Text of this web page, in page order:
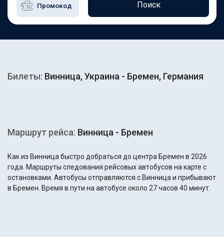
Поиск
Билеты: Винница, Украина - Бремен, Германия
Маршрут рейса: Винница - Бремен
Как из Винница быстро добраться до центра Бремен в 2026
года. Маршруты следования рейсовых автобусов на карте с
остановками. Автобусы отправляются с Винница и прибывают
в Бремен. Время в пути на автобусе около 27 часов 40 минут.